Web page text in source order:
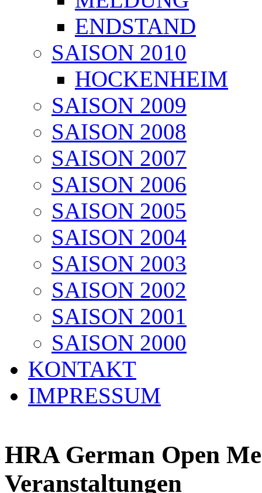
ENDSTAND
SAISON 2010
HOCKENHEIM
SAISON 2009
SAISON 2008
SAISON 2007
SAISON 2006
SAISON 2005
SAISON 2004
SAISON 2003
SAISON 2002
SAISON 2001
SAISON 2000
KONTAKT
IMPRESSUM
HRA German Open
Veranstaltungen